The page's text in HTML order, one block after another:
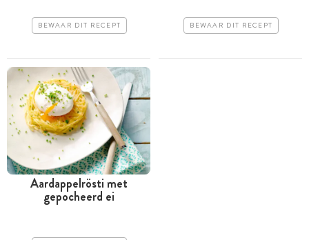
BEWAAR DIT RECEPT BEWAAR DIT RECEPT
Aardappelrösti met
gepocheerd ei